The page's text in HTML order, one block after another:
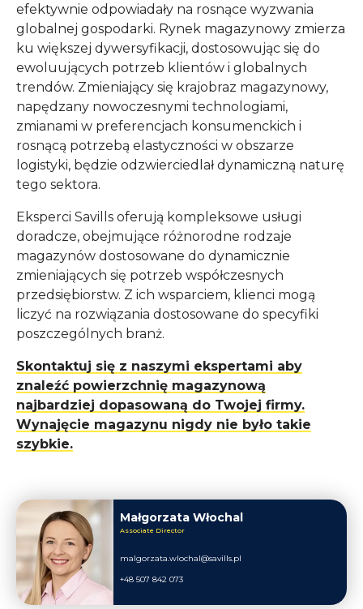
efektywnie odpowiadały na rosnące wyzwania
globalnej gospodarki. Rynek magazynowy zmierza
ku większej dywersyfikacji, dostosowując się do
ewoluujących potrzeb klientów i globalnych
trendów. Zmieniający się krajobraz magazynowy,
napędzany nowoczesnymi technologiami,
zmianami w preferencjach konsumenckich i
rosnącą potrzebą elastyczności w obszarze
logistyki, będzie odzwierciedlał dynamiczną naturę
tego sektora.
Eksperci Savills oferują kompleksowe usługi
doradcze, obejmujące różnorodne rodzaje
magazynów dostosowane do dynamicznie
zmieniających się potrzeb współczesnych
przedsiębiorstw. Z ich wsparciem, klienci mogą
liczyć na rozwiązania dostosowane do specyfiki
poszczególnych branż.
Skontaktuj się z naszymi ekspertami aby
znaleźć powierzchnię magazynową
najbardziej dopasowaną do Twojej firmy.
Wynajęcie magazynu nigdy nie było takie
szybkie.
Małgorzata Włochal
Associate Director
malgorzata.wlochal@savills.pl
+48 507 842 073